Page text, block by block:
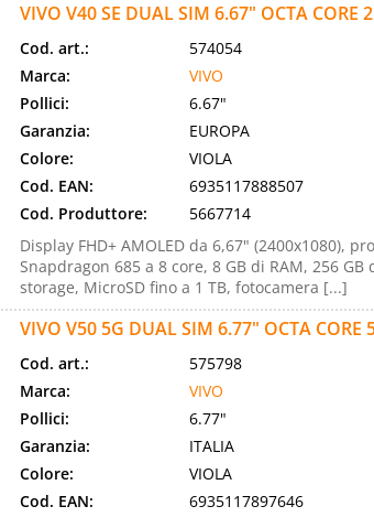
VIVO V40 SE DUAL SIM 6.67" OCTA CORE
Cod. art.:
574054
Marca:
VIVO
Pollici:
6.67"
Garanzia:
EUROPA
Colore:
VIOLA
Cod. EAN:
6935117888507
Cod. Produttore:
5667714
Display FHD+ AMOLED da 6,67" (2400x1080),
Snapdragon 685 a 8 core, 8 GB di RAM, 256 GB
storage, MicroSD fino a 1 TB, fotocamera [...]
VIVO V50 5G DUAL SIM 6.77" OCTA
Cod. art.:
575798
Marca:
VIVO
Pollici:
6.77"
Garanzia:
ITALIA
Colore:
VIOLA
Cod. EAN:
6935117897646